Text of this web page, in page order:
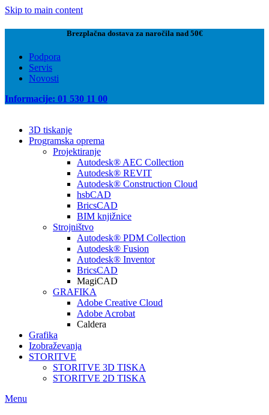
Skip to main content
Brezplačna dostava za naročila nad 50€
Podpora
Servis
Novosti
Informacije: 01 530 11 00
3D tiskanje
Programska oprema
Projektiranje
Autodesk® AEC Collection
Autodesk® REVIT
Autodesk® Construction Cloud
hsbCAD
BricsCAD
BIM knjižnice
Strojništvo
Autodesk® PDM Collection
Autodesk® Fusion
Autodesk® Inventor
BricsCAD
MagiCAD
GRAFIKA
Adobe Creative Cloud
Adobe Acrobat
Caldera
Grafika
Izobraževanja
STORITVE
STORITVE 3D TISKA
STORITVE 2D TISKA
Menu